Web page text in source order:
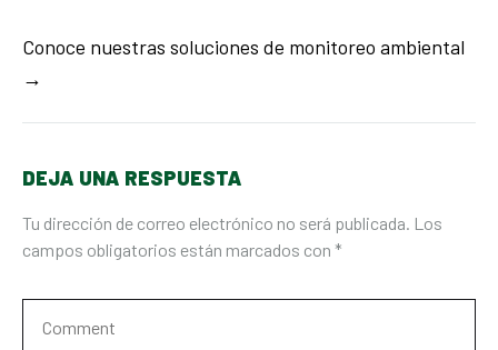
Conoce nuestras soluciones de monitoreo ambiental
→
DEJA UNA RESPUESTA
Tu dirección de correo electrónico no será publicada. Los
campos obligatorios están marcados con *